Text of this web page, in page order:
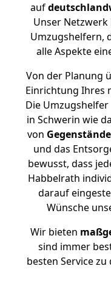
auf
Unser
Umzugshelfern,
alle Aspekte
Von der Planung
Einrichtung Ihres
Die
in Schwerin wie
von
und das
bewusst, dass
Habbelrath
darauf
Wünsche
Wir bieten
sind immer
besten Service zu